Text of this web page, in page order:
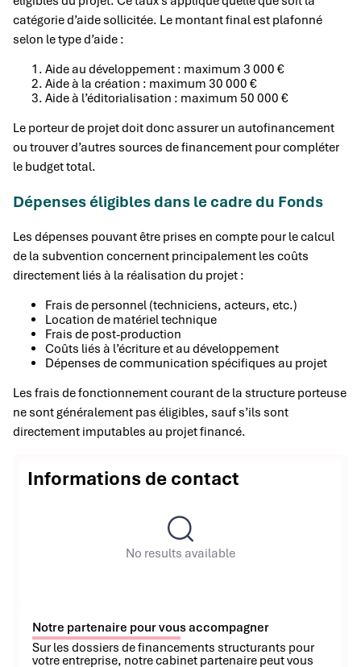
catégorie d’aide sollicitée. Le montant final est plafonné
selon le type d’aide :
Aide au développement : maximum 3 000 €
Aide à la création : maximum 30 000 €
Aide à l’éditorialisation : maximum 50 000 €
Le porteur de projet doit donc assurer un autofinancement
ou trouver d’autres sources de financement pour compléter
le budget total.
Dépenses éligibles dans le cadre du Fonds
Les dépenses pouvant être prises en compte pour le calcul
de la subvention concernent principalement les coûts
directement liés à la réalisation du projet :
Frais de personnel (techniciens, acteurs, etc.)
Location de matériel technique
Frais de post-production
Coûts liés à l’écriture et au développement
Dépenses de communication spécifiques au projet
Les frais de fonctionnement courant de la structure porteuse
ne sont généralement pas éligibles, sauf s’ils sont
directement imputables au projet financé.
Informations de contact
No results available
Notre partenaire pour vous accompagner
Sur les dossiers de financements structurants pour
votre entreprise, notre cabinet partenaire peut vous